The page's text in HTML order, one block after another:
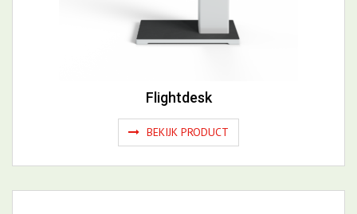
BEKIJK PRODUCT